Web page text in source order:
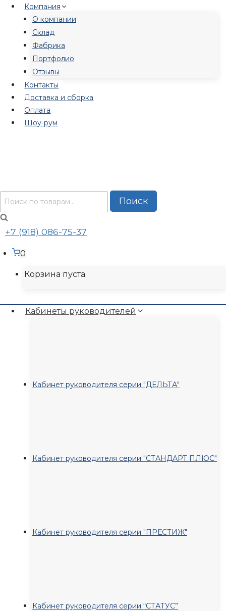
Перейти
содержимому
Компания
О компании
Склад
Фабрика
Портфолио
Отзывы
Контакты
Доставка и сборка
Оплата
Шоу-рум
Поиск
+7 (918) 086-75-37
0
Корзина пуста.
Кабинеты руководителей
Кабинет руководителя серии "ДЕЛЬТА"
Кабинет руководителя серии "СТАНДАРТ ПЛЮС"
Кабинет руководителя серии "ПРЕСТИЖ"
Кабинет руководителя серии “СТАТУС”